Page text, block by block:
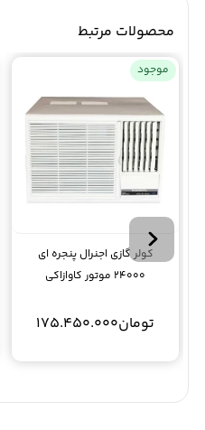
محصولات مرتبط
موجود
کولر گازی اجنرال پنجره ای
24000 موتور کاوازاکی
تومان175.450.000